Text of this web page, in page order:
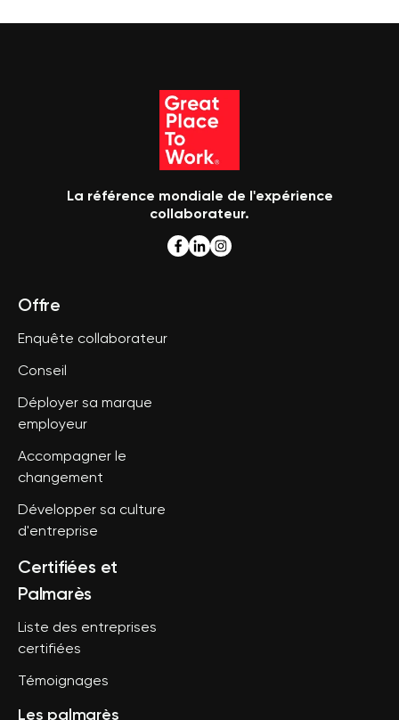
La référence mondiale de l'expérience
collaborateur.
Offre
Enquête collaborateur
Conseil
Déployer sa marque
employeur
Accompagner le
changement
Développer sa culture
d'entreprise
Certifiées et
Palmarès
Liste des entreprises
certifiées
Témoignages
Les palmarès